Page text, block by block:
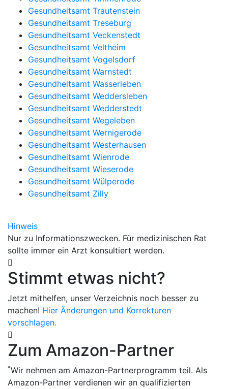
Gesundheitsamt Trautenstein
Gesundheitsamt Treseburg
Gesundheitsamt Veckenstedt
Gesundheitsamt Veltheim
Gesundheitsamt Vogelsdorf
Gesundheitsamt Warnstedt
Gesundheitsamt Wasserleben
Gesundheitsamt Weddersleben
Gesundheitsamt Wedderstedt
Gesundheitsamt Wegeleben
Gesundheitsamt Wernigerode
Gesundheitsamt Westerhausen
Gesundheitsamt Wienrode
Gesundheitsamt Wieserode
Gesundheitsamt Wülperode
Gesundheitsamt Zilly
Hinweis
Nur zu Informationszwecken. Für medizinischen Rat
sollte immer ein Arzt konsultiert werden.
Stimmt etwas nicht?
Jetzt mithelfen, unser Verzeichnis noch besser zu
machen! Hier Änderungen und Korrekturen
vorschlagen.
Zum Amazon-Partner
*Wir nehmen am Amazon-Partnerprogramm teil. Als
Amazon-Partner verdienen wir an qualifizierten